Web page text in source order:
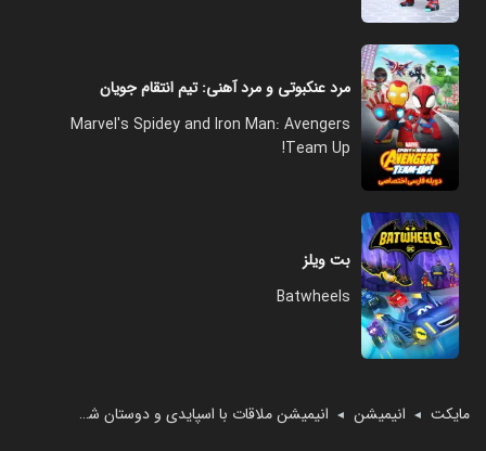
مرد عنکبوتی و مرد آهنی: تیم انتقام جویان
Marvel's Spidey and Iron Man: Avengers
Team Up!
بت ویلز
Batwheels
مایکت ◄ انیمیشن ◄ انیمیشن ملاقات با اسپایدی و دوستان شگفت‌انگیزش